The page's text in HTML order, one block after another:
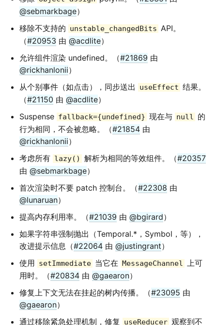
@sebmarkbage）
移除不支持的 unstable_changedBits API。
（#20953 由 @acdlite）
允许组件渲染 undefined。（#21869 由
@rickhanlonii）
从个别事件（如点击），同步送出
useEffect 结果。
（#21150 由 @acdlite）
Suspense fallback={undefined} 现在与 null 的
行为相同，不会被忽略。（#21854 由
@rickhanlonii）
考虑所有 lazy() 解析为相同的等效组件。（#20357
由 @sebmarkbage）
首次渲染时不要 patch 控制台。（#22308 由
@lunaruan）
提高内存利用率。（#21039 由 @bgirard）
如果字符串强制抛出（Temporal.*，Symbol，等），
改进提示信息（#22064 由 @justingrant）
使用 setImmediate 当它在 MessageChannel 上可
用时。（#20834 由 @gaearon）
修复上下文无法在挂起的树内传播。（#23095 由
@gaearon）
通过移除紧急处理机制，修复
useReducer 观察到不